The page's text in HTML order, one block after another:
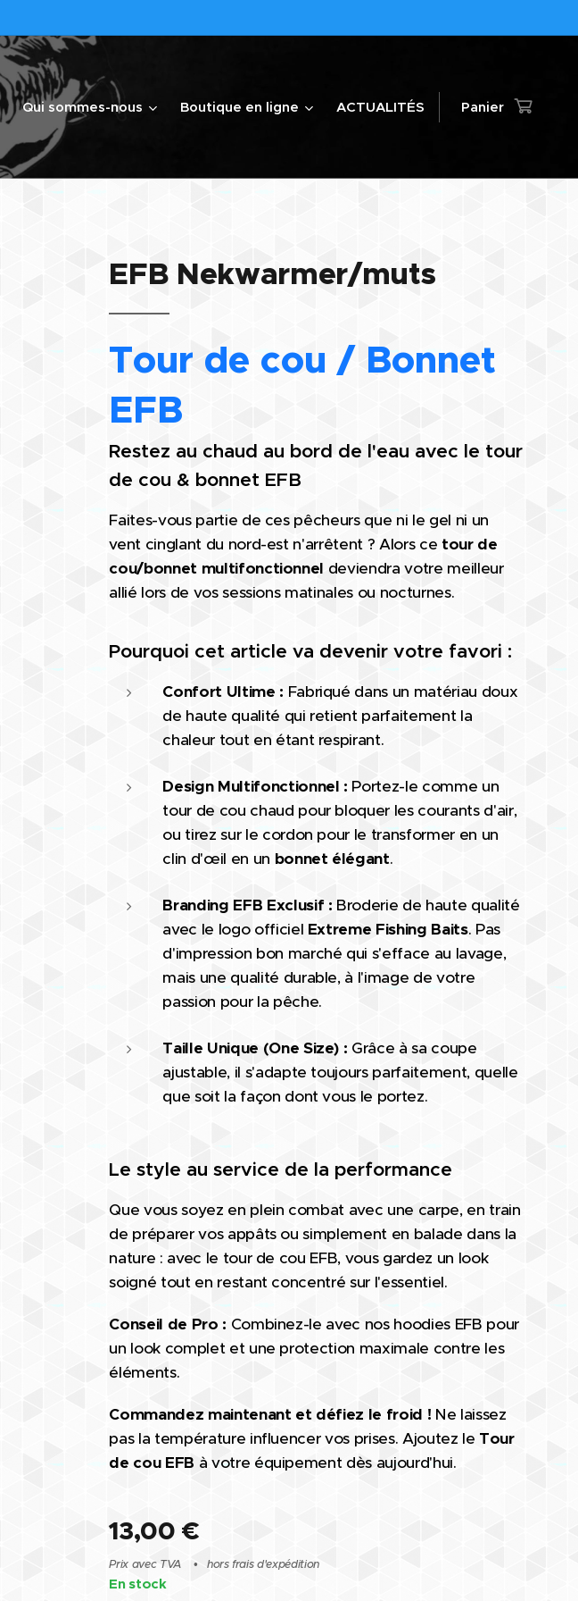
Qui sommes-nous Boutique en ligne ACTUALITÉS Panier
EFB Nekwarmer/muts
Tour de cou / Bonnet
EFB
Restez au chaud au bord de l'eau avec le tour
de cou & bonnet EFB
Faites-vous partie de ces pêcheurs que ni le gel ni un
vent cinglant du nord-est n'arrêtent ? Alors ce tour de
cou/bonnet multifonctionnel deviendra votre meilleur
allié lors de vos sessions matinales ou nocturnes.
Pourquoi cet article va devenir votre favori :
Confort Ultime : Fabriqué dans un matériau doux
de haute qualité qui retient parfaitement la
chaleur tout en étant respirant.
Design Multifonctionnel : Portez-le comme un
tour de cou chaud pour bloquer les courants d'air,
ou tirez sur le cordon pour le transformer en un
clin d'œil en un bonnet élégant.
Branding EFB Exclusif : Broderie de haute qualité
avec le logo officiel Extreme Fishing Baits. Pas
d'impression bon marché qui s'efface au lavage,
mais une qualité durable, à l'image de votre
passion pour la pêche.
Taille Unique (One Size) : Grâce à sa coupe
ajustable, il s'adapte toujours parfaitement, quelle
que soit la façon dont vous le portez.
Le style au service de la performance
Que vous soyez en plein combat avec une carpe, en train
de préparer vos appâts ou simplement en balade dans la
nature : avec le tour de cou EFB, vous gardez un look
soigné tout en restant concentré sur l'essentiel.
Conseil de Pro : Combinez-le avec nos hoodies EFB pour
un look complet et une protection maximale contre les
éléments.
Commandez maintenant et défiez le froid ! Ne laissez
pas la température influencer vos prises. Ajoutez le Tour
de cou EFB à votre équipement dès aujourd'hui.
13,00 €
Prix avec TVA hors frais d'expédition
En stock